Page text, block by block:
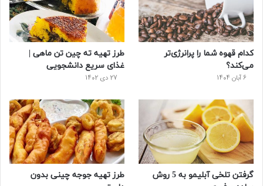
ک
ر
ی
س
ت
ب
س
کدام قهوه شما را پرانرژی‌تر
می‌کند؟
6 آبان 1404
طرز تهیه ته چین تن ماهی |
غذای سریع دانشجویی
27 دی 1402
گرفتن تلخی آبلیمو به 5 روش
طرز تهیه جوجه چینی بدون